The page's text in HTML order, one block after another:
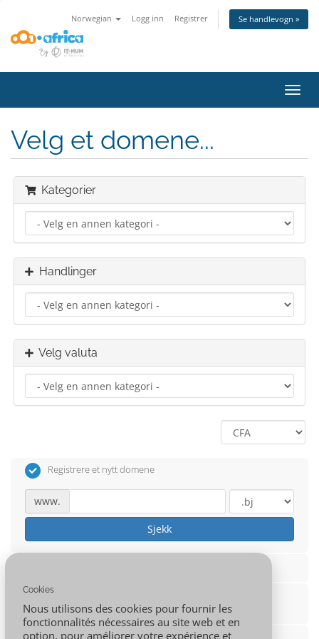
Norwegian Logg inn Registrer Se handlevogn »
Bytt
Velg et domene...
Kategorier
Handlinger
Velg valuta
Registrere et nytt domene
www.
Sjekk
Jeg vil bruke min eksisterende domene og oppdatere
mine navneservere
Cookies
Nous utilisons des cookies pour fournir les
fonctionnalités nécessaires au site web et en
option, pour améliorer votre expérience et